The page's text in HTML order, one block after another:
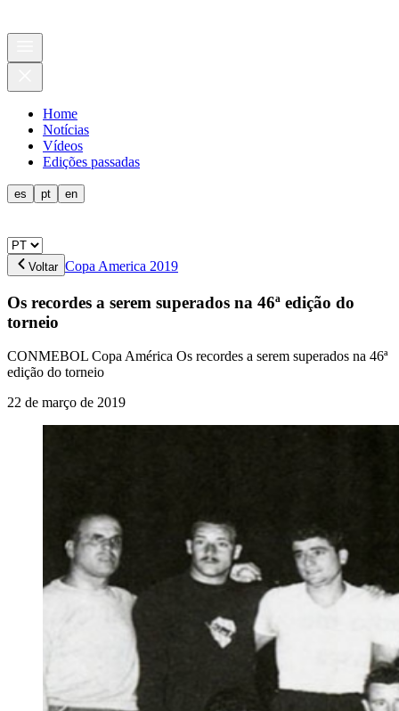
Home
Notícias
Vídeos
Edições passadas
es pt en
Voltar Copa America 2019
Os recordes a serem superados na 46ª edição do
torneio
CONMEBOL Copa América Os recordes a serem superados na 46ª
edição do torneio
22 de março de 2019